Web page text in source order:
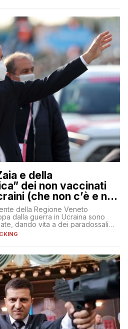
e della
dei non vaccinati
(che non c’è e non
della Regione Veneto
dalla guerra in Ucraina sono
dando vita a dei paradossali